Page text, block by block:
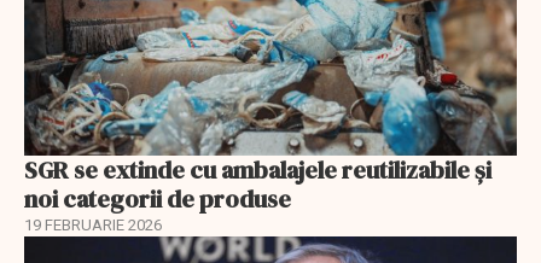
SGR se extinde cu ambalajele reutilizabile și
noi categorii de produse
19 FEBRUARIE 2026